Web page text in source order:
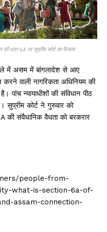
धारा 6A पर सुप्रीम कोर्ट का फैसला
में असम में बांगलादेश से आए
करने वाली नागरिकता अधिनियम की
पांच न्यायाधीशों की संविधान पीठ
कोर्ट ने गुरुवार को
की संवैधानिक वैधता को बरकरार
people-from-
what-is-section-6a-of-
assam-connection-